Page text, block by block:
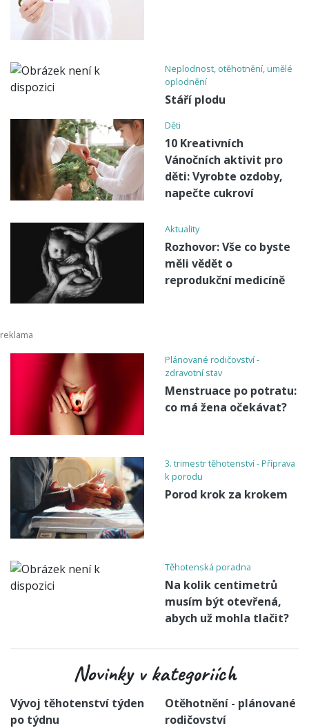
Neplodnost, otěhotnění, umělé
oplodnění
Stáří plodu
Děti
10 Kreativních
Vánočních aktivit pro
děti: Vyrobte ozdoby,
napečte cukroví
Aktuality
Rozhovor: Vše co byste
měli vědět o
reprodukční medicíně
Plánované rodičovství -
zdravotní stav
Menstruace po potratu:
co má žena očekávat?
3. trimestr těhotenství - Příprava
k porodu
Porod krok za krokem
Těhotenská poradna
Na kolik centimetrů
musím být otevřená,
abych už mohla tlačit?
Novinky v kategoriích
Vývoj těhotenství týden
po týdnu
Otěhotnění - plánované
rodičovství